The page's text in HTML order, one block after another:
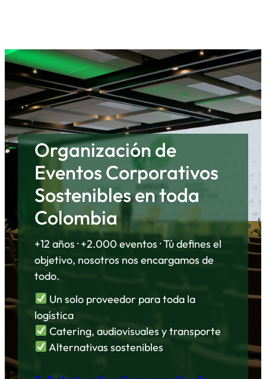
Organización de
Eventos Corporativos
Sostenibles en toda
Colombia
+12 años · +2.000 eventos · Tú defines el
objetivo, nosotros nos encargamos de
todo.
Un solo proveedor para toda la
logística
Catering, audiovisuales y transporte
Alternativas sostenibles